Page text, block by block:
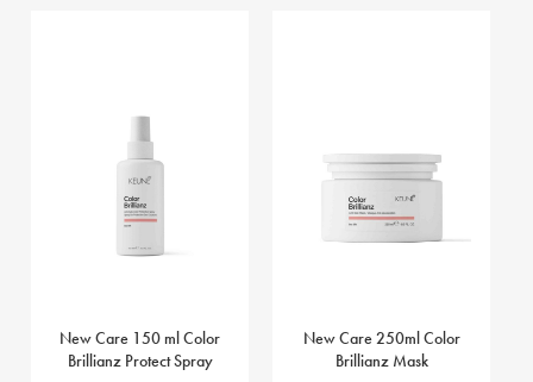
New Care 150 ml Color
Brillianz Protect Spray
New Care 250ml Color
Brillianz Mask